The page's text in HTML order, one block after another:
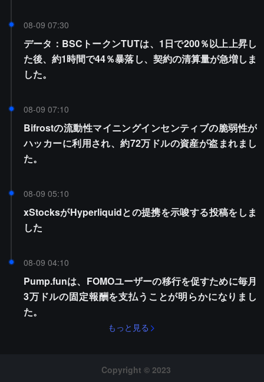
08-09 07:30
データ：BSCトークンTUTは、1日で200％以上上昇し
た後、約1時間で44％暴落し、契約の清算量が急増しま
した。
08-09 07:10
Bifrostの流動性マイニングインセンティブの脆弱性が
ハッカーに利用され、約72万ドルの資産が盗まれまし
た。
08-09 05:10
xStocksがHyperliquidとの提携を示唆する投稿をしま
した
08-09 04:10
Pump.funは、FOMOユーザーの移行を促すために毎月
3万ドルの固定報酬を支払うことが明らかになりまし
た。
もっと見る
Copyright © 2023